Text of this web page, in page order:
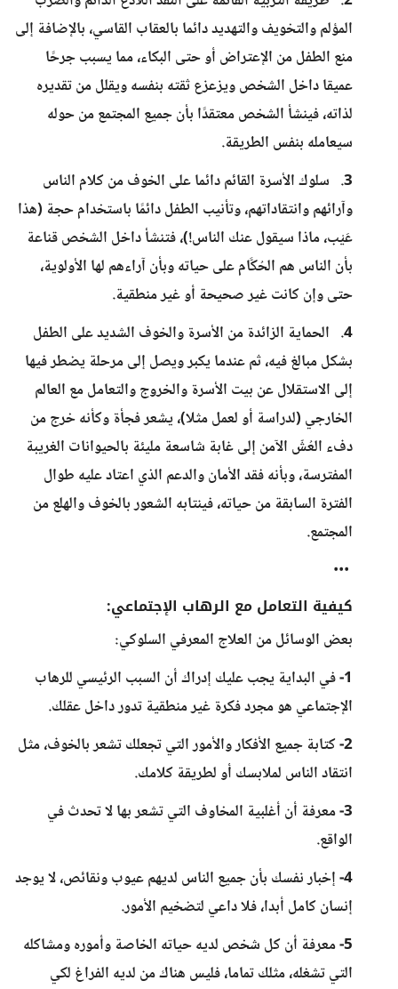
المؤلم والتخويف والتهديد دائما بالعقاب القاسي، بالإضافة إلى
منع الطفل من الإعتراض أو حتى البكاء، مما يسبب جرحًا
عميقا داخل الشخص ويزعزع ثقته بنفسه ويقلل من تقديره
لذاته، فينشأ الشخص معتقدًا بأن جميع المجتمع من حوله
سيعامله بنفس الطريقة.
3. سلوك الأسرة القائم دائما على الخوف من كلام الناس
وآرائهم وانتقاداتهم، وتأنيب الطفل دائمًا باستخدام حجة (هذا
عَيْب، ماذا سيقول عنك الناس!)، فتنشأ داخل الشخص قناعة
بأن الناس هم الحُكَّام على حياته وبأن آراءهم لها الأولوية،
حتى وإن كانت غير صحيحة أو غير منطقية.
4. الحماية الزائدة من الأسرة والخوف الشديد على الطفل
بشكل مبالغ فيه، ثم عندما يكبر ويصل إلى مرحلة يضطر فيها
إلى الاستقلال عن بيت الأسرة والخروج والتعامل مع العالم
الخارجي (لدراسة أو لعمل مثلا)، يشعر فجأة وكأنه خرج من
دفء العُشّ الآمن إلى غابة شاسعة مليئة بالحيوانات الغريبة
المفترسة، وبأنه فقد الأمان والدعم الذي اعتاد عليه طوال
الفترة السابقة من حياته، فينتابه الشعور بالخوف والهلع من
المجتمع.
•••
كيفية التعامل مع الرهاب الإجتماعي:
بعض الوسائل من العلاج المعرفي السلوكي:
1- في البداية يجب عليك إدراك أن السبب الرئيسي للرهاب
الإجتماعي هو مجرد فكرة غير منطقية تدور داخل عقلك.
2- كتابة جميع الأفكار والأمور التي تجعلك تشعر بالخوف، مثل
انتقاد الناس لملابسك أو لطريقة كلامك.
3- معرفة أن أغلبية المخاوف التي تشعر بها لا تحدث في
الواقع.
4- إخبار نفسك بأن جميع الناس لديهم عيوب ونقائص، لا يوجد
إنسان كامل أبدا، فلا داعي لتضخيم الأمور.
5- معرفة أن كل شخص لديه حياته الخاصة وأموره ومشاكله
التي تشغله، مثلك تماما، فليس هناك من لديه الفراغ لكي